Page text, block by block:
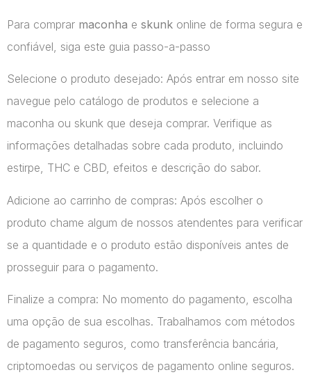
Para comprar maconha e skunk online de forma segura e
confiável, siga este guia passo-a-passo
Selecione o produto desejado: Após entrar em nosso site
navegue pelo catálogo de produtos e selecione a
maconha ou skunk que deseja comprar. Verifique as
informações detalhadas sobre cada produto, incluindo
estirpe, THC e CBD, efeitos e descrição do sabor.
Adicione ao carrinho de compras: Após escolher o
produto chame algum de nossos atendentes para verificar
se a quantidade e o produto estão disponíveis antes de
prosseguir para o pagamento.
Finalize a compra: No momento do pagamento, escolha
uma opção de sua escolhas. Trabalhamos com métodos
de pagamento seguros, como transferência bancária,
criptomoedas ou serviços de pagamento online seguros.